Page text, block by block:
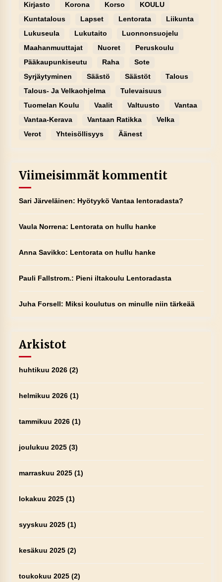
Kirjasto
Korona Korso
KOULU
Kuntatalous
Lapset Lentorata
Liikunta
Lukuseula
Lukutaito
Luonnonsuojelu
Maahanmuuttajat
Nuoret
Peruskoulu
Pääkaupunkiseutu
Raha
Sote
Syrjäytyminen
Säästö Säästöt
Talous
Talous- Ja Velkaohjelma
Tulevaisuus
Tuomelan Koulu
Vaalit Valtuusto
Vantaa
Vantaa-Kerava
Vantaan Ratikka
Velka
Verot
Yhteisöllisyys Äänest
Viimeisimmät kommentit
Sari Järveläinen: Hyötyykö Vantaa lentoradasta?
Vaula Norrena: Lentorata on hullu hanke
Anna Savikko: Lentorata on hullu hanke
Pauli Fallstrom.: Pieni iltakoulu Lentoradasta
Juha Forsell: Miksi koulutus on minulle niin tärkeää
Arkistot
huhtikuu 2026(2)
helmikuu 2026(1)
tammikuu 2026(1)
joulukuu 2025(3)
marraskuu 2025(1)
lokakuu 2025(1)
syyskuu 2025(1)
kesäkuu 2025(2)
toukokuu 2025(2)